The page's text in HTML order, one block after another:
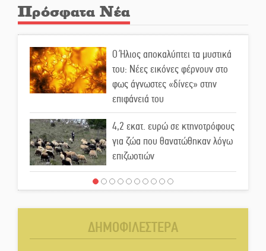
Πρόσφατα Νέα
Ο Ήλιος αποκαλύπτει τα μυστικά
του: Νέες εικόνες φέρνουν στο
φως άγνωστες «δίνες» στην
επιφάνειά του
4,2 εκατ. ευρώ σε κτηνοτρόφους
για ζώα που θανατώθηκαν λόγω
επιζωοτιών
Η ψυχολογία της ανατροπής στο
Ένα «ταξίδι» τέχνης και
ΔΗΜΟΦΙΛΕΣΤΕΡΑ